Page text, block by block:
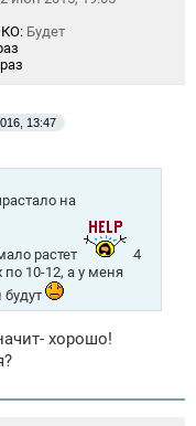
Будет
13:47
на
растет
4
по 10-12, а у меня
хорошо!